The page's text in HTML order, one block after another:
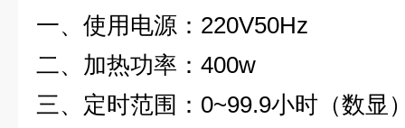
一、使用电源：220V50Hz
二、加热功率：400w
三、定时范围：0~99.9小时（数显